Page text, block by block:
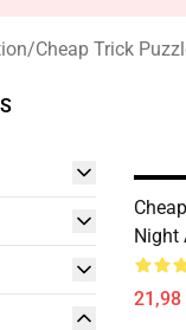
/Cheap Trick
Night
21,98